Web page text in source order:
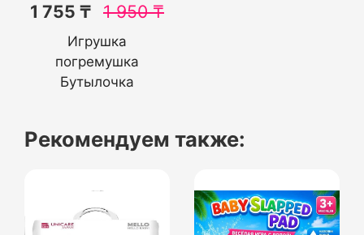
1 755 ₸ 1 950₸
Игрушка
погремушка
Бутылочка
Рекомендуем также: